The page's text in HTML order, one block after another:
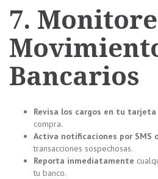
7.
Bancarios
Revisa los cargos en tu tarjeta
compra.
Activa notificaciones por SMS
transacciones sospechosas.
Reporta inmediatamente
tu banco.